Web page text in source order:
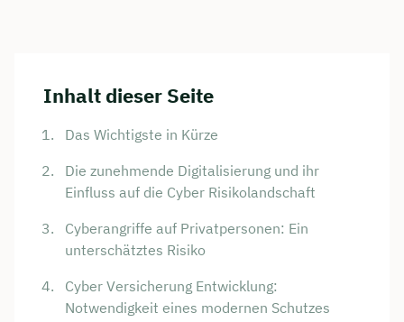
Inhalt dieser Seite
Das Wichtigste in Kürze
Die zunehmende Digitalisierung und ihr
Einfluss auf die Cyber Risikolandschaft
Cyberangriffe auf Privatpersonen: Ein
unterschätztes Risiko
Cyber Versicherung Entwicklung:
Notwendigkeit eines modernen Schutzes